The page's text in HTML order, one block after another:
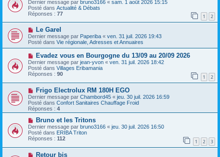
g
e
m
e
s
s
a
g
e
u
v
e
a
m
e
s
s
a
g
e
Dernier message par bruno3166 « sam. 1 août 2026 15:15
Posté dans Actualité & Débats
Réponses : 77 1 2
N
o
u
e
a
u
m
e
s
a
g
e
Le Garel
Dernier message par Paperiba « ven. 31 juil. 2026 19:43
Posté dans Vie régionale, Adresses et Annuaires
N
o
u
v
e
a
m
e
s
s
a
g
e
Evadez vous en Bourgogne du 13/09 au 20/09 2026
Dernier message par jean-yvon « ven. 31 juil. 2026 18:42
Posté dans Villages Eribamania
Réponses : 90 1 2
N
o
u
v
e
a
u
m
e
s
s
a
Frigo Electrolux RM 180H EGO
Dernier message par Chambord45 « jeu. 30 juil. 2026 16:59
Posté dans Confort Sanitaires Chauffage Froid
Réponses : 4
N
o
u
v
e
a
u
Bruno et les Tritons
Dernier message par bruno3166 « jeu. 30 juil. 2026 16:50
Posté dans ERIBA Triton
Réponses : 112 1 2 3
NRetour bis